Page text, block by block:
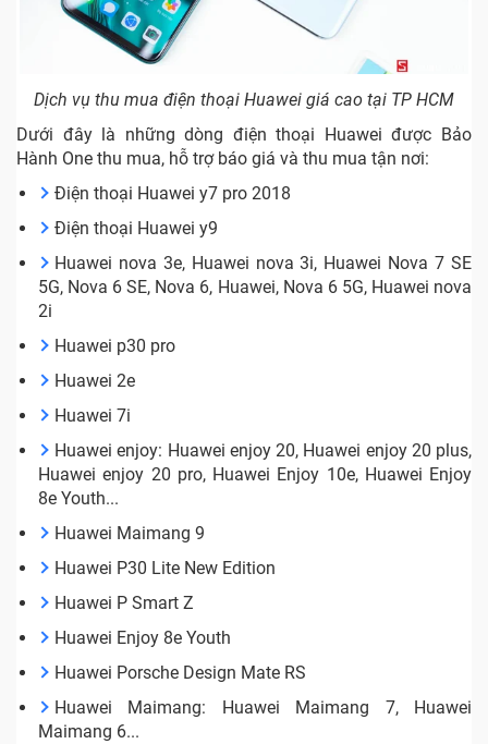
Dịch vụ thu mua điện thoại Huawei giá cao tại TP HCM
Dưới đây là những dòng điện thoại Huawei được Bảo
Hành One thu mua, hỗ trợ báo giá và thu mua tận nơi:
Điện thoại Huawei y7 pro 2018
Điện thoại Huawei y9
Huawei nova 3e, Huawei nova 3i, Huawei Nova 7 SE
5G, Nova 6 SE, Nova 6, Huawei, Nova 6 5G, Huawei nova
2i
Huawei p30 pro
Huawei 2e
Huawei 7i
Huawei enjoy: Huawei enjoy 20, Huawei enjoy 20 plus,
Huawei enjoy 20 pro, Huawei Enjoy 10e, Huawei Enjoy
8e Youth...
Huawei Maimang 9
Huawei P30 Lite New Edition
Huawei P Smart Z
Huawei Enjoy 8e Youth
Huawei Porsche Design Mate RS
Huawei Maimang: Huawei Maimang 7, Huawei
Maimang 6...